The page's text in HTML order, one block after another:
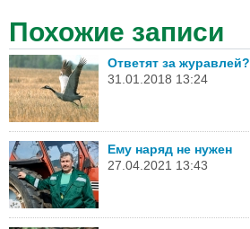
Похожие записи
Ответят за журавлей?
31.01.2018 13:24
Ему наряд не нужен
27.04.2021 13:43